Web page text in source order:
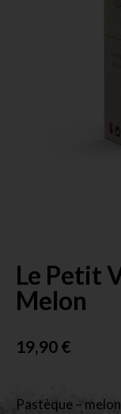
Le Petit
Melon
19,90€
Pastèque –